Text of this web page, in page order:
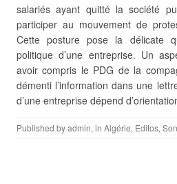
salariés ayant quitté la société
participer au mouvement de
Cette posture pose la délicate
politique d’une entreprise. Un
avoir compris le PDG de la
démenti l’information dans une
d’une entreprise dépend
Published byadmin, in Algérie, Editos,